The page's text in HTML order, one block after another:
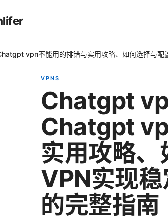
vpn不能用的排错与实用攻略、如何选择与配
VPNS
Chatgpt
Chatgpt
实用攻略
VPN实现
的完整指南